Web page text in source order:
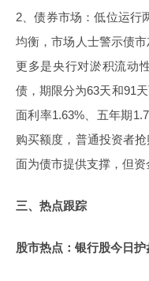
2、债券市场：低位运行
均衡，市场人士警示债
更多是央行对淤积流动
债，期限分为63天和91
面利率1.63%、五年期
购买额度，普通投资者
面为债市提供支撑，但
三、热点跟踪
股市热点：银行股今日